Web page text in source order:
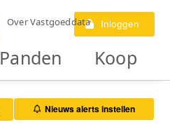
Over Vastgoeddata Inloggen
Panden Koop
Nieuws alerts instellen